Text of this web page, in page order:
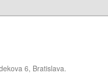
6, Bratislava.